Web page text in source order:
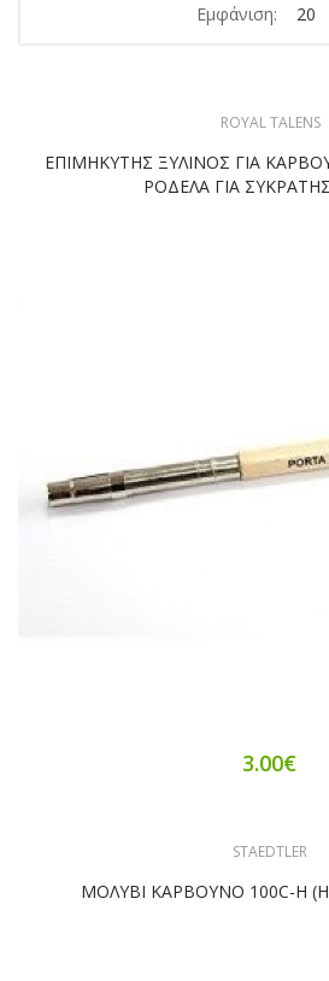
Εμφάνιση:
ROYAL TALENS
ΕΠΙΜHΚYΤΗΣ ΞΥΛΙΝΟΣ ΓΙΑ
ΡΟΔΕΛΑ ΓΙΑ
3.00€
STAEDTLER
ΜΟΛΥΒΙ ΚΑΡΒΟΥΝΟ 100C-H